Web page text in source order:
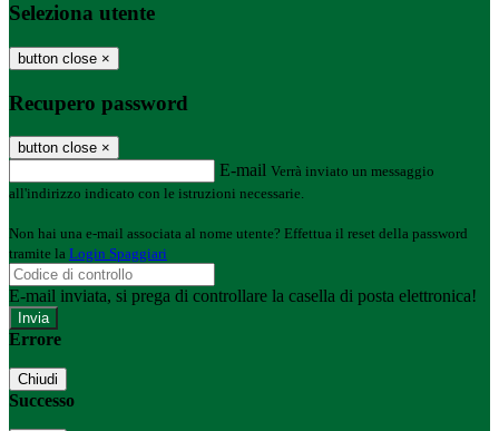
Seleziona utente
button close ×
Recupero password
button close ×
E-mail Verrà inviato un messaggio
all'indirizzo indicato con le istruzioni necessarie.
Non hai una e-mail associata al nome utente? Effettua il reset della password
tramite la Login Spaggiari
E-mail inviata, si prega di controllare la casella di posta elettronica!
Errore
Chiudi
Successo